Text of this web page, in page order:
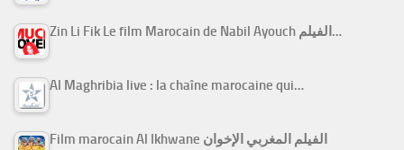
Zin Li Fik Le film Marocain de Nabil Ayouch الفيلم…
Al Maghribia live : la chaîne marocaine qui…
Film marocain Al Ikhwane الفيلم المغربي الإخوان